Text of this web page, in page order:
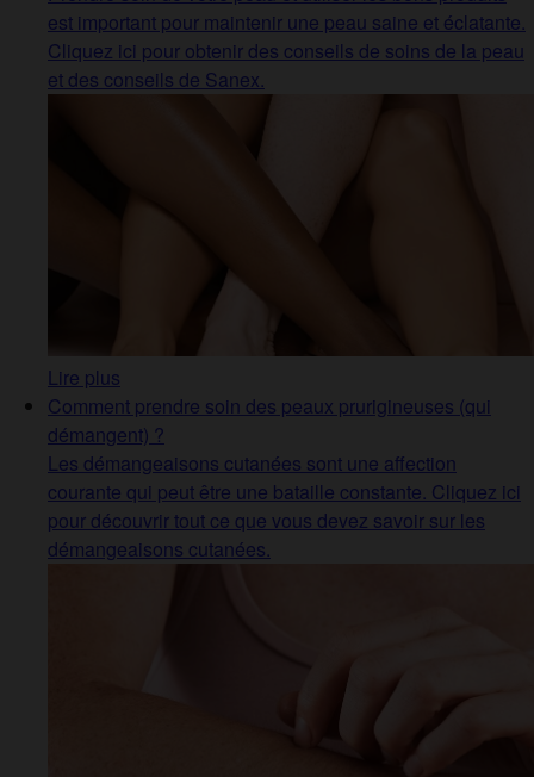
est important pour maintenir une peau saine et éclatante.
Cliquez ici pour obtenir des conseils de soins de la peau
et des conseils de Sanex.
Lire plus
Comment prendre soin des peaux prurigineuses (qui
démangent) ?
Les démangeaisons cutanées sont une affection
courante qui peut être une bataille constante. Cliquez ici
pour découvrir tout ce que vous devez savoir sur les
démangeaisons cutanées.